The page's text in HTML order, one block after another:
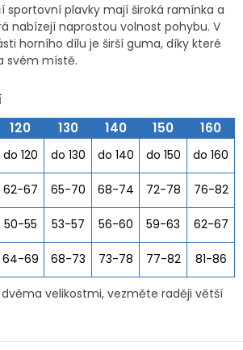
sportovní plavky mají široká ramínka a
nabízejí naprostou volnost pohybu. V
horního dílu je širší guma, díky které
svém místě.
120 130 140 150 160
do 120 do 130 do 140 do 150
do 160
62-67 65-70 68-74 72-78
76-82
50-55 53-57 56-60 59-63
62-67
64-69 68-73 73-78 77-82 81-86
velikostmi, vezměte raději větší